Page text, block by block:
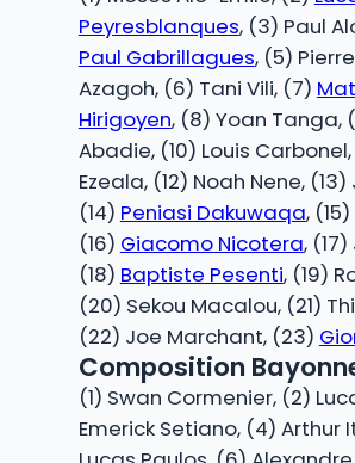
Peyresblanques, (3) Paul
Paul Gabrillagues, (5)
Azagoh, (6) Tani Vili, (7)
Hirigoyen, (8) Yoan Tanga,
Abadie, (10) Louis Carbonel,
Ezeala, (12) Noah Nene,
(14) Peniasi Dakuwaqa,
(16) Giacomo Nicotera,
(18) Baptiste Pesenti, (19)
(20) Sekou Macalou, (21)
(22) Joe Marchant, (23)
Composition
(1) Swan Cormenier, (2)
Emerick Setiano, (4) Arthur